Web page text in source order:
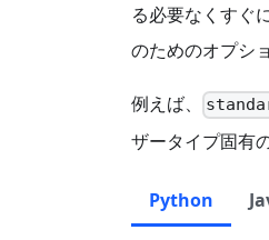
る必要なくすぐ
のためのオプシ
例えば、
ザータイプ固有
Python